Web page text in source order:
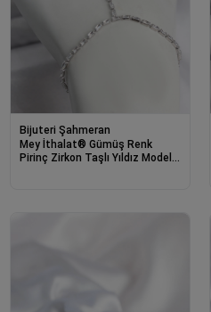
Bijuteri Şahmeran
Mey İthalat® Gümüş Renk
Pirinç Zirkon Taşlı Yıldız Model